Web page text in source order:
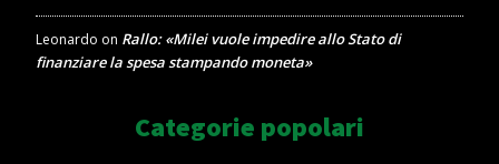
Leonardo on Rallo: «Milei vuole impedire allo Stato di
finanziare la spesa stampando moneta»
Categorie popolari